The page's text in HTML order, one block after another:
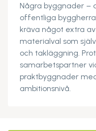
Några byggnader –
offentliga
kräva något extra
materialval som
och takläggning.
samarbetspartner
praktbyggnader
ambitionsnivå.